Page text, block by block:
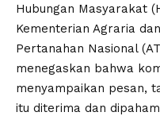
Hubungan Masyarakat
Kementerian Agraria
Pertanahan Nasional
menegaskan bahwa
menyampaikan pesan,
itu diterima dan